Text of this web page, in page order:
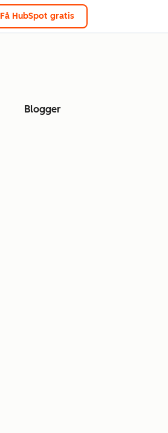
Få HubSpot gratis
Blogger